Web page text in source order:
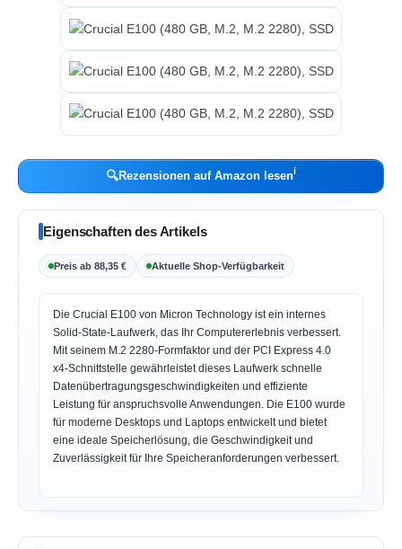
🔍Rezensionen auf Amazon lesenℹ︎
Eigenschaften des Artikels
Preis ab 88,35 € Aktuelle Shop-Verfügbarkeit
Die Crucial E100 von Micron Technology ist ein internes
Solid-State-Laufwerk, das Ihr Computererlebnis verbessert.
Mit seinem M.2 2280-Formfaktor und der PCI Express 4.0
x4-Schnittstelle gewährleistet dieses Laufwerk schnelle
Datenübertragungsgeschwindigkeiten und effiziente
Leistung für anspruchsvolle Anwendungen. Die E100 wurde
für moderne Desktops und Laptops entwickelt und bietet
eine ideale Speicherlösung, die Geschwindigkeit und
Zuverlässigkeit für Ihre Speicheranforderungen verbessert.